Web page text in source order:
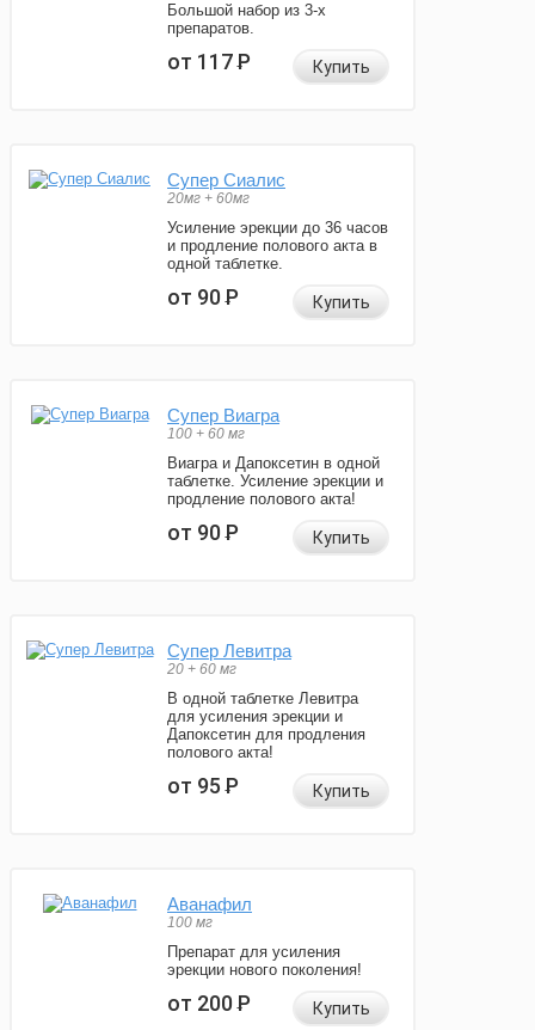
Большой набор из 3-х
препаратов.
от 117Р Купить
Супер Сиалис
20мг + 60мг
Усиление эрекции до 36 часов
и продление полового акта в
одной таблетке.
от 90Р Купить
Супер Виагра
100 + 60 мг
Виагра и Дапоксетин в одной
таблетке. Усиление эрекции и
продление полового акта!
от 90Р Купить
Супер Левитра
20 + 60 мг
В одной таблетке Левитра
для усиления эрекции и
Дапоксетин для продления
полового акта!
от 95Р Купить
Аванафил
100 мг
Препарат для усиления
эрекции нового поколения!
от 200Р Купить